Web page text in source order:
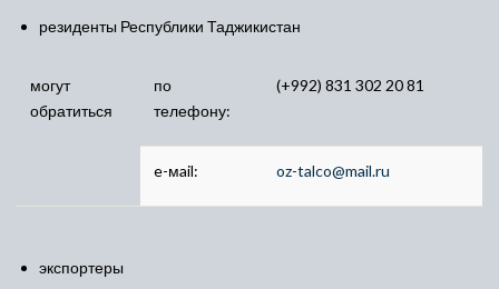
резиденты Республики Таджикистан
могут
обратиться
по
телефону:
(+992) 831 302 20 81
e-мail: oz-talco@mail.ru
экспортеры